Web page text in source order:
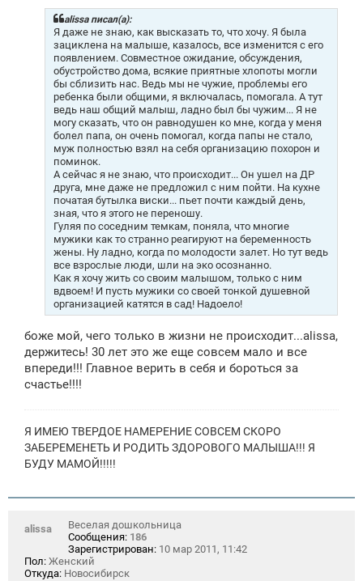
б
щ
е
н
и
е
alissa писал(а):
Я даже не знаю, как высказать то, что хочу. Я была
зациклена на малыше, казалось, все изменится с его
появлением. Совместное ожидание, обсуждения,
обустройство дома, всякие приятные хлопоты могли
бы сблизить нас. Ведь мы не чужие, проблемы его
ребенка были общими, я включалась, помогала. А тут
ведь наш общий малыш, ладно был бы чужим... Я не
могу сказать, что он равнодушен ко мне, когда у меня
болел папа, он очень помогал, когда папы не стало,
муж полностью взял на себя организацию похорон и
поминок.
А сейчас я не знаю, что происходит... Он ушел на ДР
друга, мне даже не предложил с ним пойти. На кухне
початая бутылка виски... пьет почти каждый день,
зная, что я этого не переношу.
Гуляя по соседним темкам, поняла, что многие
мужики как то странно реагируют на беременность
жены. Ну ладно, когда по молодости залет. Но тут ведь
все взрослые люди, шли на эко осознанно.
Как я хочу жить со своим малышом, только с ним
вдвоем! И пусть мужики со своей тонкой душевной
организацией катятся в сад! Надоело!
боже мой, чего только в жизни не происходит...alissa,
держитесь! 30 лет это же еще совсем мало и все
впереди!!! Главное верить в себя и бороться за
счастье!!!!
Я ИМЕЮ ТВЕРДОЕ НАМЕРЕНИЕ СОВСЕМ СКОРО
ЗАБЕРЕМЕНЕТЬ И РОДИТЬ ЗДОРОВОГО МАЛЫША!!! Я
БУДУ МАМОЙ!!!!!
alissa
Веселая дошкольница
Сообщения: 186
Зарегистрирован: 10 мар 2011, 11:42
Пол: Женский
Откуда: Новосибирск